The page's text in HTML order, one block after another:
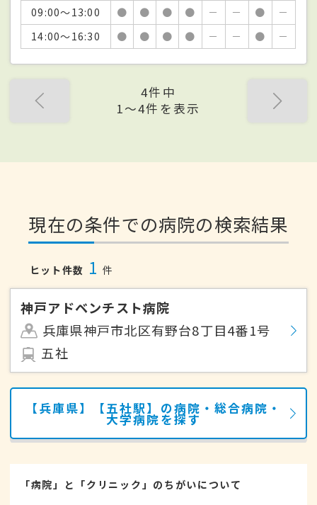
09:00～13:00 ● ● ● ● － － ●
－
14:00～16:30
● ● ● ● － － ● －
4件中
1〜4件を表示
現在の条件での病院の検索結果
ヒット件数 1 件
神戸アドベンチスト病院
兵庫県神戸市北区有野台8丁目4番1号
五社
【兵庫県】【五社駅】の病院・総合病院・
大学病院を探す
「病院」と「クリニック」のちがいについて